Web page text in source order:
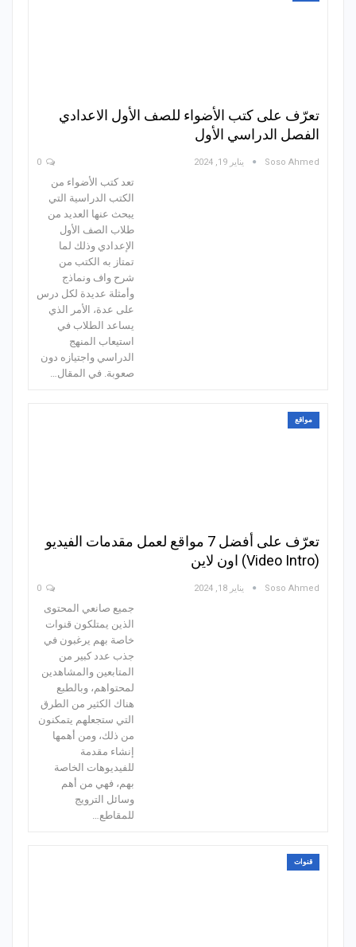
تعرّف على كتب الأضواء للصف الأول الاعدادي
الفصل الدراسي الأول
Soso Ahmed يناير 19, 2024
تعد كتب الأضواء من
الكتب الدراسية التي
يبحث عنها العديد من
طلاب الصف الأول
الإعدادي وذلك لما
تمتاز به الكتب من
شرح واف ونماذج
وأمثلة عديدة لكل درس
على عدة، الأمر الذي
يساعد الطلاب في
استيعاب المنهج
الدراسي واجتيازه دون
صعوبة. في المقال…
مواقع
تعرّف على أفضل 7 مواقع لعمل مقدمات الفيديو
(Video Intro) اون لاين
Soso Ahmed يناير 18, 2024
جميع صانعي المحتوى
الذين يمتلكون قنوات
خاصة بهم يرغبون في
جذب عدد كبير من
المتابعين والمشاهدين
لمحتواهم، وبالطبع
هناك الكثير من الطرق
التي ستجعلهم يتمكنون
من ذلك، ومن أهمها
إنشاء مقدمة
للفيديوهات الخاصة
بهم، فهي من أهم
وسائل الترويج
للمقاطع…
قنوات